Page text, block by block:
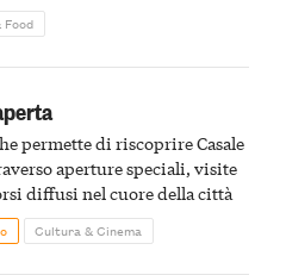
Food
permette di riscoprire Casale
aperture speciali, visite
diffusi nel cuore della città
Cultura & Cinema